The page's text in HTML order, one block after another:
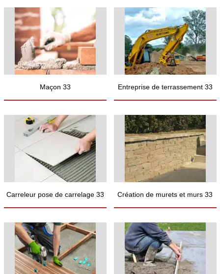
Maçon 33 Entreprise de terrassement 33
Carreleur pose de carrelage 33 Création de murets et murs 33